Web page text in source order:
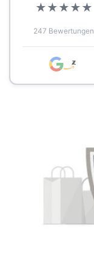
★★★★★
247 Bewertungen